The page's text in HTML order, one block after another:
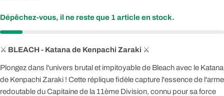
Dépêchez-vous, il ne reste que 1article en stock.
⚔️ BLEACH - Katana de Kenpachi Zaraki ⚔️
Plongez dans l'univers brutal et impitoyable de Bleach avec le Katana
de Kenpachi Zaraki ! Cette réplique fidèle capture l'essence de l'arme
redoutable du Capitaine de la 11ème Division, connu pour sa force